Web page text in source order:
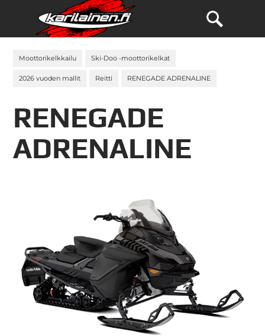
Moottorikelkkailu Ski-Doo -moottorikelkat
2026 vuoden mallit Reitti RENEGADE ADRENALINE
RENEGADE
ADRENALINE